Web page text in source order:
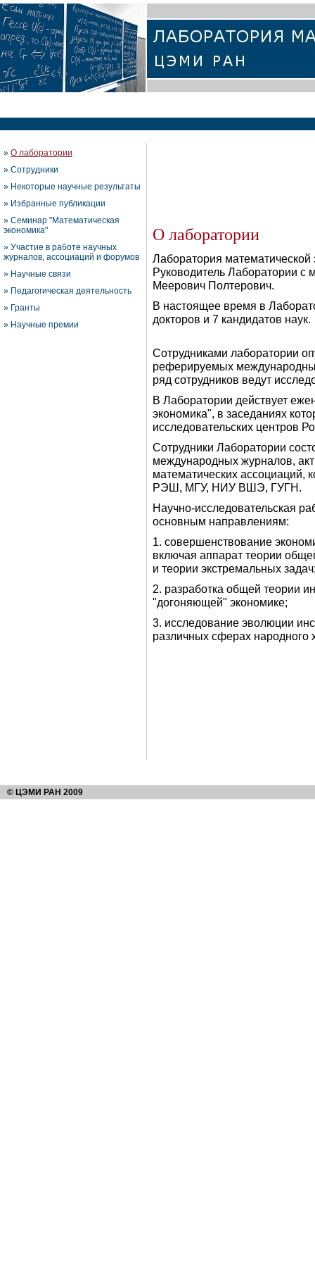
» О лаборатории
» Сотрудники
» Некоторые научные результаты
» Избранные публикации
» Семинар "Математическая
экономика"
» Участие в работе научных
журналов, ассоциаций и форумов
» Научные связи
» Педагогическая деятельность
» Гранты
» Научные премии
О лаборатории
Лаборатория математической
Руководитель Лаборатории с
Меерович Полтерович.
В настоящее время в
докторов и 7 кандидатов наук.
Сотрудниками лаборатории
реферируемых
ряд сотрудников ведут
В Лаборатории действует
экономика", в заседаниях
исследовательских центров
Сотрудники Лаборатории
международных журналов,
математических ассоциаций,
РЭШ, МГУ, НИУ ВШЭ, ГУГН.
Научно-исследовательская
основным направлениям:
1. совершенствование
включая аппарат теории
и теории экстремальных
2. разработка общей теории
"догоняющей" экономике;
3. исследование эволюции
различных сферах народного
© ЦЭМИ РАН 2009